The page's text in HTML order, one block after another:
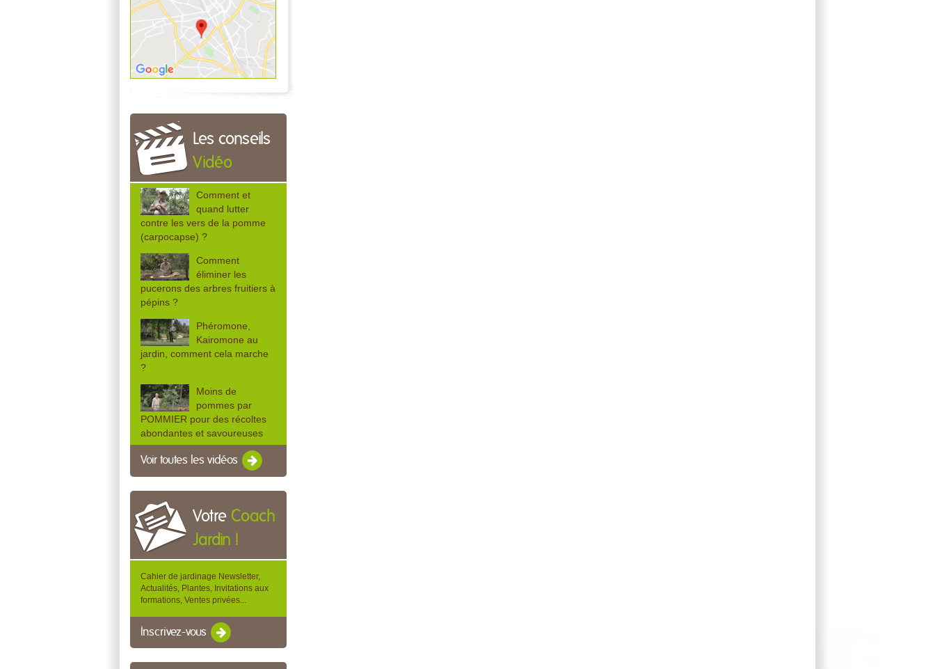
Les conseils
Vidéo
Comment et
quand lutter
contre les vers de la pomme
(carpocapse) ?
Comment
éliminer les
pucerons des arbres fruitiers à
pépins ?
Phéromone,
Kairomone au
jardin, comment cela marche
?
Moins de
pommes par
POMMIER pour des récoltes
abondantes et savoureuses
Voir toutes les vidéos
Votre Coach
Jardin !
Cahier de jardinage Newsletter,
Actualités, Plantes, Invitations aux
formations, Ventes privées...
Inscrivez-vous